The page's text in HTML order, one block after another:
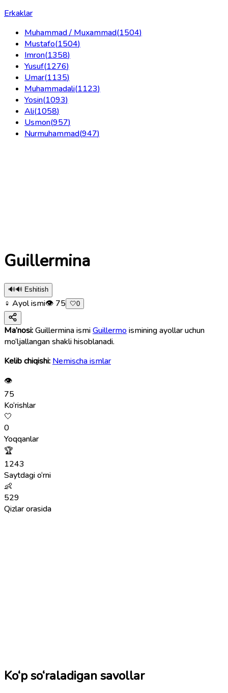
Erkaklar
Muhammad / Muxammad(1504)
Mustafo(1504)
Imron(1358)
Yusuf(1276)
Umar(1135)
Muhammadali(1123)
Yosin(1093)
Ali(1058)
Usmon(957)
Nurmuhammad(947)
Guillermina
🔊🔊 Eshitish
♀ Ayol ismi👁 75 🤍0
Ma’nosi:Guillermina ismiGuillermoismining ayollar uchun
mo‘ljallangan shakli hisoblanadi.
Kelib chiqishi: Nemischa ismlar
👁
75
Ko‘rishlar
🤍
0
Yoqqanlar
🏆
1243
Saytdagi o‘rni
👶
529
Qizlar orasida
Ko‘p so‘raladigan savollar